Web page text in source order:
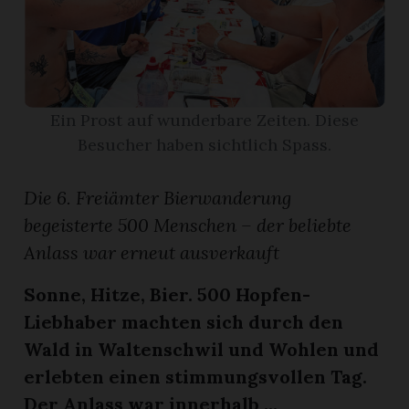
Die 6. Freiämter Bierwanderung
begeisterte 500 Menschen – der beliebte
Anlass war erneut ausverkauft
Sonne, Hitze, Bier. 500 Hopfen-
Liebhaber machten sich durch den
Wald in Waltenschwil und Wohlen und
erlebten einen stimmungsvollen Tag.
Der Anlass war innerhalb ...